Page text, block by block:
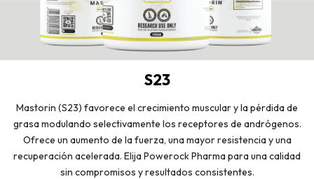
S23
Mastorin (S23) favorece el crecimiento muscular y la pérdida de
grasa modulando selectivamente los receptores de andrógenos.
Ofrece un aumento de la fuerza, una mayor resistencia y una
recuperación acelerada. Elija Powerock Pharma para una calidad
sin compromisos y resultados consistentes.